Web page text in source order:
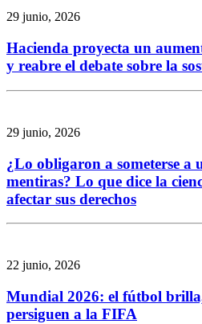
29 junio, 2026
Hacienda proyecta un
y reabre el debate sobre la
29 junio, 2026
¿Lo obligaron a someterse a
mentiras? Lo que dice la
afectar sus derechos
22 junio, 2026
Mundial 2026: el fútbol
persiguen a la FIFA